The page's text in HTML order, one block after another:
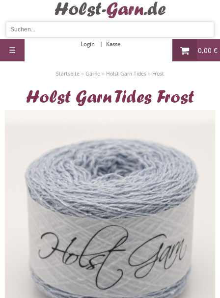
0,00 €
Login Kasse
☰
Startseite » Garne » Holst Garn Tides » Frost
Holst Garn Tides Frost